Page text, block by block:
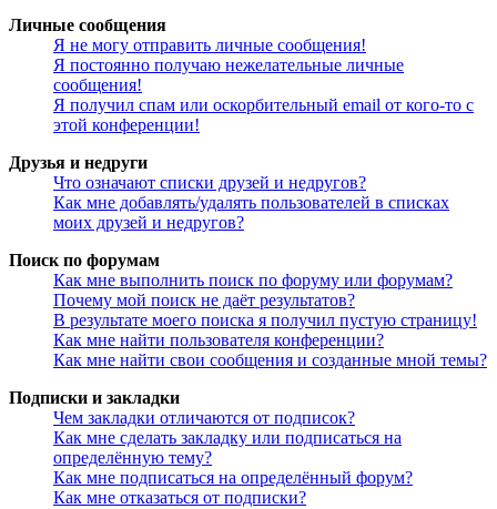
Личные сообщения
Я не могу отправить личные сообщения!
Я постоянно получаю нежелательные личные
сообщения!
Я получил спам или оскорбительный email от кого-то с
этой конференции!
Друзья и недруги
Что означают списки друзей и недругов?
Как мне добавлять/удалять пользователей в списках
моих друзей и недругов?
Поиск по форумам
Как мне выполнить поиск по форуму или форумам?
Почему мой поиск не даёт результатов?
В результате моего поиска я получил пустую страницу!
Как мне найти пользователя конференции?
Как мне найти свои сообщения и созданные мной темы?
Подписки и закладки
Чем закладки отличаются от подписок?
Как мне сделать закладку или подписаться на
определённую тему?
Как мне подписаться на определённый форум?
Как мне отказаться от подписки?